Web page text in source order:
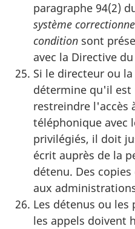
paragraphe 94(2)
système
condition sont
avec la Directive
Si le directeur ou
détermine qu'il est
restreindre l'accès
téléphonique avec
privilégiés, il doit
écrit auprès de la
détenu. Des
aux
Les détenus ou
les appels doivent